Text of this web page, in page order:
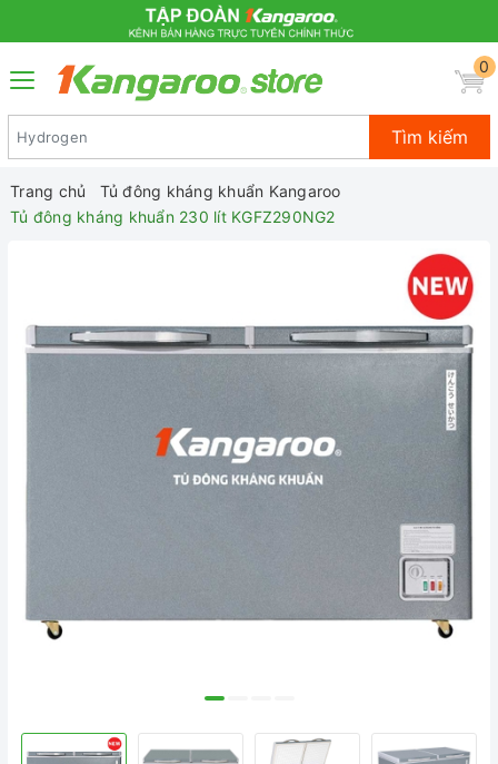
0
Tìm kiếm
Trang chủ
Tủ đông kháng khuẩn Kangaroo
Tủ đông kháng khuẩn 230 lít KGFZ290NG2